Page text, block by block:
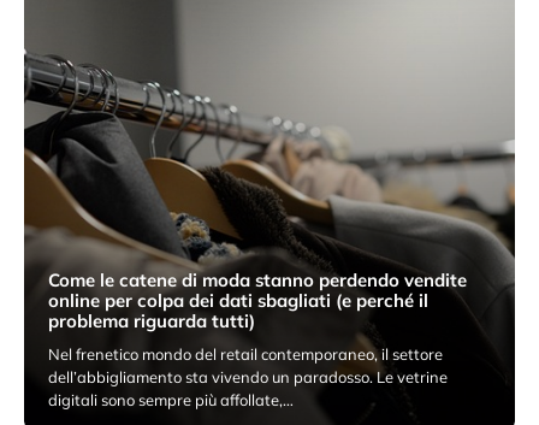
Come le catene di moda stanno perdendo vendite
online per colpa dei dati sbagliati (e perché il
problema riguarda tutti)
Nel frenetico mondo del retail contemporaneo, il settore
dell’abbigliamento sta vivendo un paradosso. Le vetrine
digitali sono sempre più affollate,…